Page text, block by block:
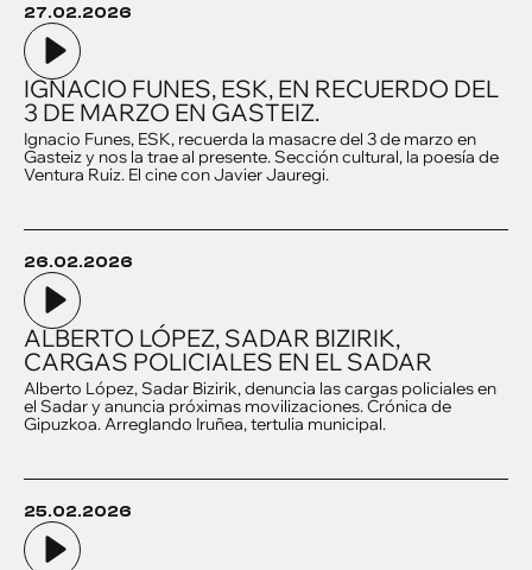
27.02.2026
IGNACIO FUNES, ESK, EN RECUERDO DEL
3 DE MARZO EN GASTEIZ.
Ignacio Funes, ESK, recuerda la masacre del 3 de marzo en
Gasteiz y nos la trae al presente. Sección cultural, la poesía de
Ventura Ruiz. El cine con Javier Jauregi.
26.02.2026
ALBERTO LÓPEZ, SADAR BIZIRIK,
CARGAS POLICIALES EN EL SADAR
Alberto López, Sadar Bizirik, denuncia las cargas policiales en
el Sadar y anuncia próximas movilizaciones. Crónica de
Gipuzkoa. Arreglando Iruñea, tertulia municipal.
25.02.2026